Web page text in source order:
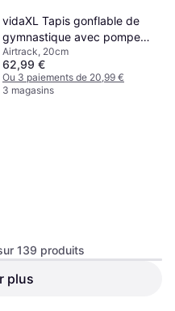
vidaXL Tapis gonflable de
gymnastique avec pompe
60x100x20 cm PVC Vert
Airtrack, 20cm
62,99 €
Ou 3 paiements de 20,99 €
3 magasins
vidaXL Tapis gonflable de
gymnastique avec pompe
600x100x15cm PVC Bleu
Airtrack, 15cm
139 produits
plus